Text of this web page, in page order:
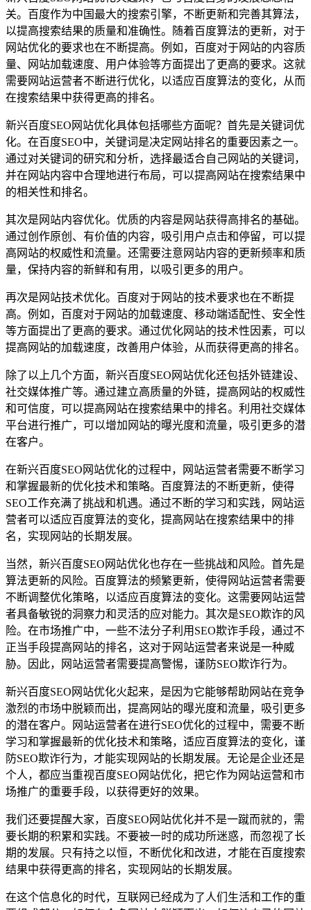
关。百度作为中国最大的搜索引擎，不断更新和完善其算法，
以提高搜索结果的质量和准确性。随着百度算法的更新，对于
网站优化的要求也在不断提高。例如，百度对于网站的内容质
量、网站加载速度、用户体验等方面提出了更高的要求。这就
需要网站运营者不断进行优化，以适应百度算法的变化，从而
在搜索结果中获得更高的排名。
新兴百度SEO网站优化具体包括哪些方面呢？首先是关键词优
化。在百度SEO中，关键词是决定网站排名的重要因素之一。
通过对关键词的研究和分析，选择最适合自己网站的关键词，
并在网站内容中合理地进行布局，可以提高网站在搜索结果中
的相关性和排名。
其次是网站内容优化。优质的内容是网站获得高排名的基础。
通过创作原创、有价值的内容，吸引用户点击和停留，可以提
高网站的权威性和流量。还需要注意网站内容的更新频率和质
量，保持内容的新鲜和有用，以吸引更多的用户。
再次是网站技术优化。百度对于网站的技术要求也在不断提
高。例如，百度对于网站的加载速度、移动端适配性、安全性
等方面提出了更高的要求。通过优化网站的技术性因素，可以
提高网站的加载速度，改善用户体验，从而获得更高的排名。
除了以上几个方面，新兴百度SEO网站优化还包括外链建设、
社交媒体推广等。通过建立高质量的外链，提高网站的权威性
和可信度，可以提高网站在搜索结果中的排名。利用社交媒体
平台进行推广，可以增加网站的曝光度和流量，吸引更多的潜
在客户。
在新兴百度SEO网站优化的过程中，网站运营者需要不断学习
和掌握最新的优化技术和策略。百度算法的不断更新，使得
SEO工作充满了挑战和机遇。通过不断的学习和实践，网站运
营者可以适应百度算法的变化，提高网站在搜索结果中的排
名，实现网站的长期发展。
当然，新兴百度SEO网站优化也存在一些挑战和风险。首先是
算法更新的风险。百度算法的频繁更新，使得网站运营者需要
不断调整优化策略，以适应百度算法的变化。这需要网站运营
者具备敏锐的洞察力和灵活的应对能力。其次是SEO欺诈的风
险。在市场推广中，一些不法分子利用SEO欺诈手段，通过不
正当手段提高网站的排名，这对于网站运营者来说是一种威
胁。因此，网站运营者需要提高警惕，谨防SEO欺诈行为。
新兴百度SEO网站优化火起来，是因为它能够帮助网站在竞争
激烈的市场中脱颖而出，提高网站的曝光度和流量，吸引更多
的潜在客户。网站运营者在进行SEO优化的过程中，需要不断
学习和掌握最新的优化技术和策略，适应百度算法的变化，谨
防SEO欺诈行为，才能实现网站的长期发展。无论是企业还是
个人，都应当重视百度SEO网站优化，把它作为网站运营和市
场推广的重要手段，以获得更好的效果。
我们还要提醒大家，百度SEO网站优化并不是一蹴而就的，需
要长期的积累和实践。不要被一时的成功所迷惑，而忽视了长
期的发展。只有持之以恒，不断优化和改进，才能在百度搜索
结果中获得更高的排名，实现网站的长期发展。
在这个信息化的时代，互联网已经成为了人们生活和工作的重